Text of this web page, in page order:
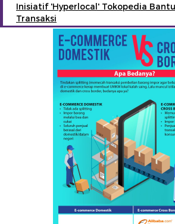
Inisiatif 'Hyperlocal' Tokopedia
Transaksi